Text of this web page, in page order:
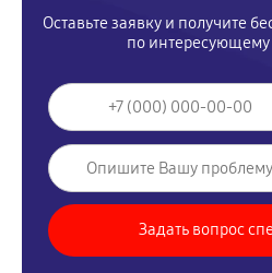
Оставьте заявку и получите
по интересующему